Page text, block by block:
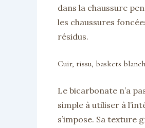
dans la chaussure
les chaussures
résidus.
Cuir, tissu, baskets
Le bicarbonate n’a
simple à utiliser à
s’impose. Sa texture